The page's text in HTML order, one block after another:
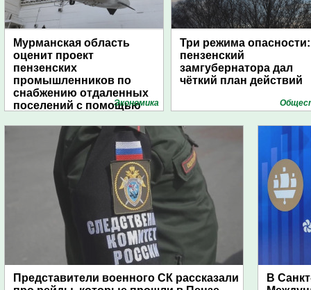
Мурманская область
оценит проект
пензенских
промышленников по
снабжению отдаленных
поселений с помощью
Экономика
Три режима опасности:
пензенский
замгубернатора дал
чёткий план действий
Представители военного СК рассказали
В